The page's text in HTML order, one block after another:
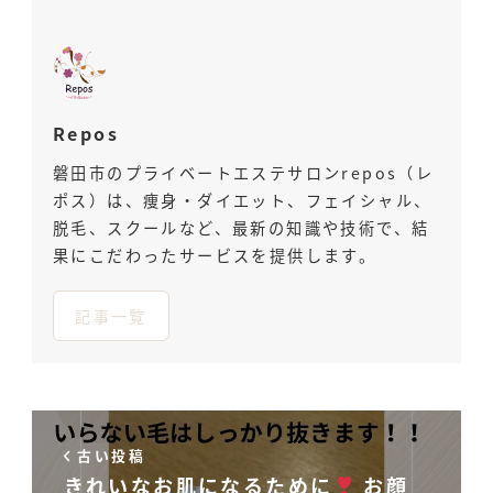
Repos
磐田市のプライベートエステサロンrepos（レ
ポス）は、痩身・ダイエット、フェイシャル、
脱毛、スクールなど、最新の知識や技術で、結
果にこだわったサービスを提供します。
記事一覧
古い投稿
きれいなお肌になるために お顔